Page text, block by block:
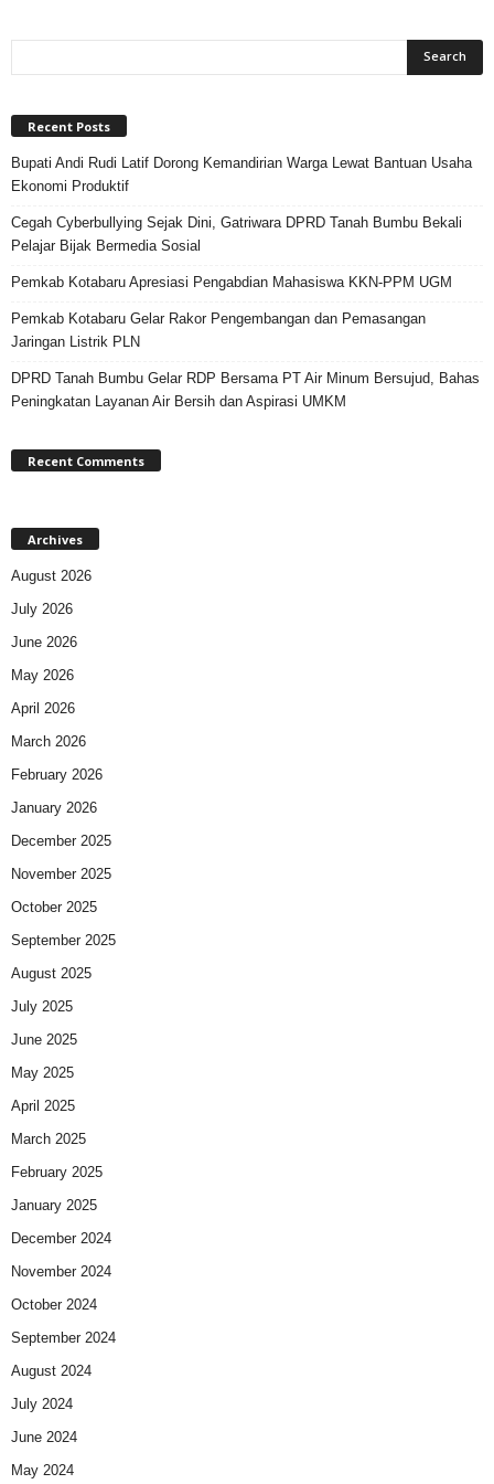
Recent Posts
Bupati Andi Rudi Latif Dorong Kemandirian Warga Lewat Bantuan Usaha
Ekonomi Produktif
Cegah Cyberbullying Sejak Dini, Gatriwara DPRD Tanah Bumbu Bekali
Pelajar Bijak Bermedia Sosial
Pemkab Kotabaru Apresiasi Pengabdian Mahasiswa KKN-PPM UGM
Pemkab Kotabaru Gelar Rakor Pengembangan dan Pemasangan
Jaringan Listrik PLN
DPRD Tanah Bumbu Gelar RDP Bersama PT Air Minum Bersujud, Bahas
Peningkatan Layanan Air Bersih dan Aspirasi UMKM
Recent Comments
Archives
August 2026
July 2026
June 2026
May 2026
April 2026
March 2026
February 2026
January 2026
December 2025
November 2025
October 2025
September 2025
August 2025
July 2025
June 2025
May 2025
April 2025
March 2025
February 2025
January 2025
December 2024
November 2024
October 2024
September 2024
August 2024
July 2024
June 2024
May 2024